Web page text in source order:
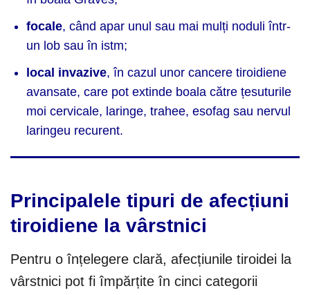
focale, când apar unul sau mai mulți noduli într-
un lob sau în istm;
local invazive, în cazul unor cancere tiroidiene
avansate, care pot extinde boala către țesuturile
moi cervicale, laringe, trahee, esofag sau nervul
laringeu recurent.
Principalele tipuri de afecțiuni
tiroidiene la vârstnici
Pentru o înțelegere clară, afecțiunile tiroidei la
vârstnici pot fi împărțite în cinci categorii